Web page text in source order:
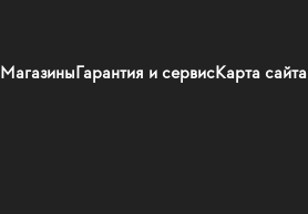
МагазиныГарантия и сервисКарта сайта